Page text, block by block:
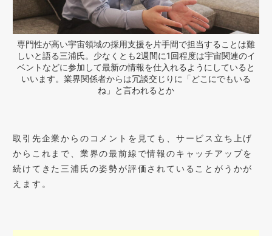
専門性が高い宇宙領域の採用支援を片手間で担当することは難
しいと語る三浦氏。少なくとも2週間に1回程度は宇宙関連のイ
ベントなどに参加して最新の情報を仕入れるようにしていると
いいます。業界関係者からは冗談交じりに「どこにでもいる
ね」と言われるとか
取引先企業からのコメントを見ても、サービス立ち上げ
からこれまで、業界の最前線で情報のキャッチアップを
続けてきた三浦氏の姿勢が評価されていることがうかが
えます。